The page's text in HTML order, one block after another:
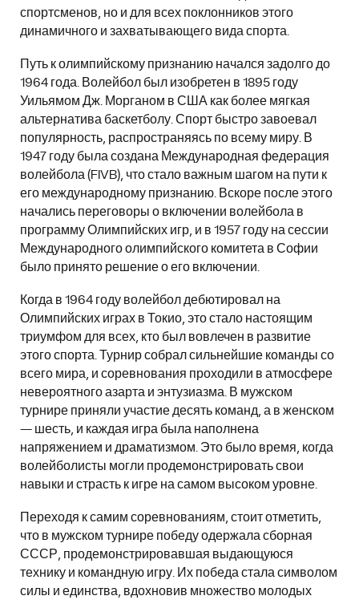
спортсменов, но и для всех поклонников этого
динамичного и захватывающего вида спорта.
Путь к олимпийскому признанию начался задолго до
1964 года. Волейбол был изобретен в 1895 году
Уильямом Дж. Морганом в США как более мягкая
альтернатива баскетболу. Спорт быстро завоевал
популярность, распространяясь по всему миру. В
1947 году была создана Международная федерация
волейбола (FIVB), что стало важным шагом на пути к
его международному признанию. Вскоре после этого
начались переговоры о включении волейбола в
программу Олимпийских игр, и в 1957 году на сессии
Международного олимпийского комитета в Софии
было принято решение о его включении.
Когда в 1964 году волейбол дебютировал на
Олимпийских играх в Токио, это стало настоящим
триумфом для всех, кто был вовлечен в развитие
этого спорта. Турнир собрал сильнейшие команды со
всего мира, и соревнования проходили в атмосфере
невероятного азарта и энтузиазма. В мужском
турнире приняли участие десять команд, а в женском
— шесть, и каждая игра была наполнена
напряжением и драматизмом. Это было время, когда
волейболисты могли продемонстрировать свои
навыки и страсть к игре на самом высоком уровне.
Переходя к самим соревнованиям, стоит отметить,
что в мужском турнире победу одержала сборная
СССР, продемонстрировавшая выдающуюся
технику и командную игру. Их победа стала символом
силы и единства, вдохновив множество молодых